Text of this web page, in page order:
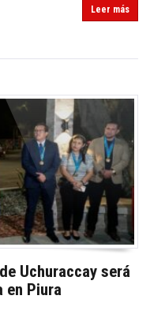
Leer más
Uchuraccay será
en Piura